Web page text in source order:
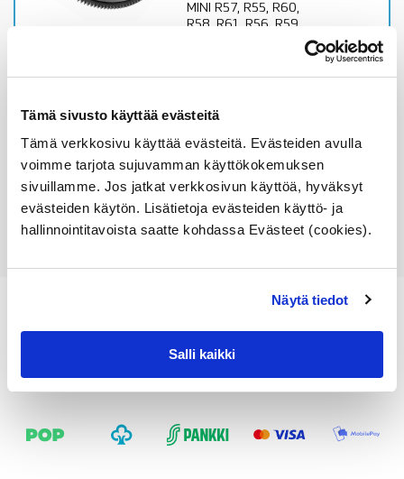
Tämä sivusto käyttää evästeitä
Tämä verkkosivu käyttää evästeitä. Evästeiden avulla
voimme tarjota sujuvamman käyttökokemuksen
sivuillamme. Jos jatkat verkkosivun käyttöä, hyväksyt
evästeiden käytön. Lisätietoja evästeiden käyttö- ja
hallinnointitavoista saatte kohdassa Evästeet (cookies).
Näytä tiedot
Salli kaikki
MINI R57, R55, R60,
R58, R61, R56, R59,
N16, N12 moottoriset
Alkuperäislaatuinen
281,94
Lisää ostoskoriin
Katso osan tiedot